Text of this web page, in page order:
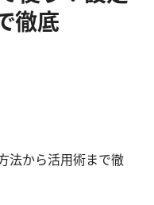
徹底
法から活用術まで徹